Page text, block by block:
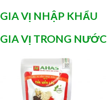
GIA VỊ NHẬP KHẨU
GIA VỊ TRONG NƯỚC